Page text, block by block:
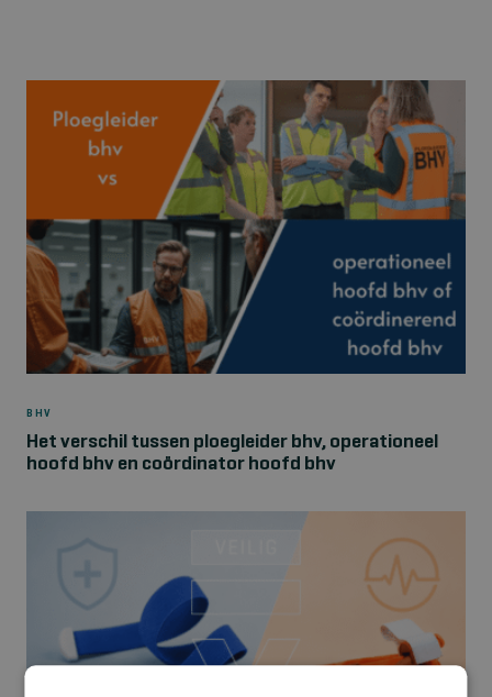
BHV
Het verschil tussen ploegleider bhv, operationeel
hoofd bhv en coördinator hoofd bhv